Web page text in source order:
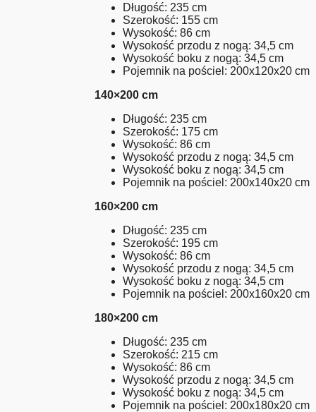
Długość: 235 cm
Szerokość: 155 cm
Wysokość: 86 cm
Wysokość przodu z nogą: 34,5 cm
Wysokość boku z nogą: 34,5 cm
Pojemnik na pościel: 200x120x20 cm
140×200 cm
Długość: 235 cm
Szerokość: 175 cm
Wysokość: 86 cm
Wysokość przodu z nogą: 34,5 cm
Wysokość boku z nogą: 34,5 cm
Pojemnik na pościel: 200x140x20 cm
160×200 cm
Długość: 235 cm
Szerokość: 195 cm
Wysokość: 86 cm
Wysokość przodu z nogą: 34,5 cm
Wysokość boku z nogą: 34,5 cm
Pojemnik na pościel: 200x160x20 cm
180×200 cm
Długość: 235 cm
Szerokość: 215 cm
Wysokość: 86 cm
Wysokość przodu z nogą: 34,5 cm
Wysokość boku z nogą: 34,5 cm
Pojemnik na pościel: 200x180x20 cm